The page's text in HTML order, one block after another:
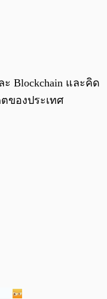
ะ Blockchain และคิด
ของประเทศ